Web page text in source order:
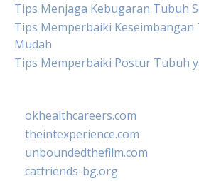
Tips Menjaga Kebugaran Tubuh
Tips Memperbaiki Keseimbangan
Mudah
Tips Memperbaiki Postur Tubuh
okhealthcareers.com
theintexperience.com
unboundedthefilm.com
catfriends-bg.org